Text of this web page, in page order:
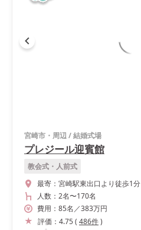
宮崎市・周辺/結婚式場
プレジール迎賓館
教会式・人前式
最寄： 宮崎駅東出口より徒歩1分
人数： 2名〜170名
費用： 85名 ／383万円
評価： 4.75( 486件)